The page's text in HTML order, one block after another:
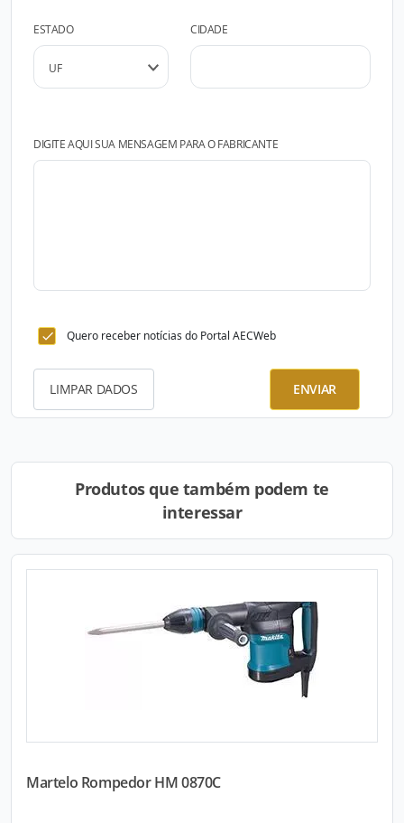
ESTADO CIDADE
DIGITE AQUI SUA MENSAGEM PARA O FABRICANTE
Quero receber notícias do Portal AECWeb
LIMPAR DADOS ENVIAR
Produtos que também podem te
interessar
Martelo Rompedor HM 0870C